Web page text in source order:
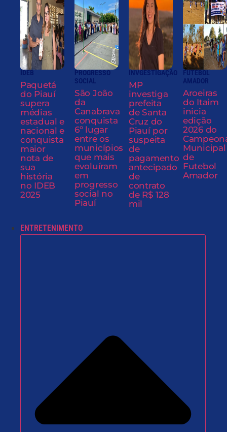
IDEB
Paquetá
do Piauí
supera
médias
estadual e
nacional e
conquista
maior
nota de
sua
história
no IDEB
2025
PROGRESSO
SOCIAL
São João
da
Canabrava
conquista
6º lugar
entre os
municípios
que mais
evoluíram
em
progresso
social no
Piauí
INVGESTIGAÇÃO
MP
investiga
prefeita
de Santa
Cruz do
Piauí por
suspeita
de
pagamento
antecipado
de
contrato
de R$ 128
mil
FUTEBOL
AMADOR
Aroeiras
do Itaim
inicia
edição
2026 do
Municipal
de
Futebol
Amador
ENTRETENIMENTO